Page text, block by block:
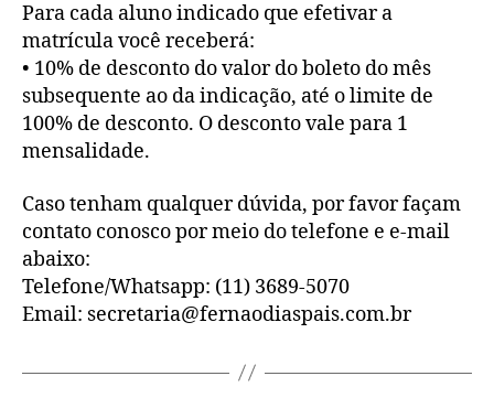
Para cada aluno indicado que efetivar a
matrícula você receberá:
• 10% de desconto do valor do boleto do mês
subsequente ao da indicação, até o limite de
100% de desconto. O desconto vale para 1
mensalidade.
Caso tenham qualquer dúvida, por favor façam
contato conosco por meio do telefone e e-mail
abaixo:
Telefone/Whatsapp: (11) 3689-5070
Email: secretaria@fernaodiaspais.com.br